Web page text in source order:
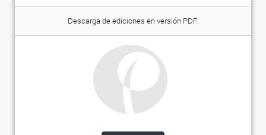
Descarga de ediciones en versión PDF.